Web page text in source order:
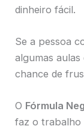
dinheiro fácil.
Se a pessoa
algumas
chance de
O Fórmula
faz o trabalho